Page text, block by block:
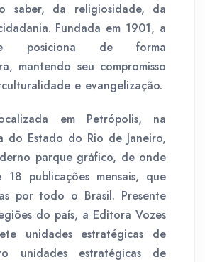
saber, da religiosidade, da
Fundada em 1901, a
posiciona de forma
mantendo seu compromisso
e evangelização.
em Petrópolis, na
do Estado do Rio de Janeiro,
parque gráfico, de onde
18 publicações mensais, que
por todo o Brasil. Presente
do país, a Editora Vozes
unidades estratégicas de
unidades estratégicas de